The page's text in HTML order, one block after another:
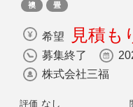
襖
畳
希望 見積も
募集終了
株式会社三福
評価 なし